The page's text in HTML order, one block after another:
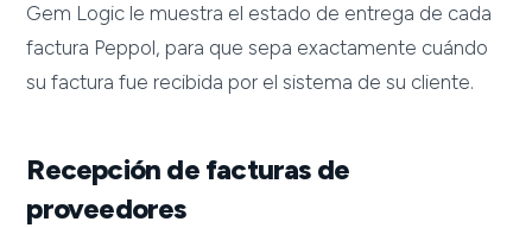
Gem Logic le muestra el estado de entrega de cada
factura Peppol, para que sepa exactamente cuándo
su factura fue recibida por el sistema de su cliente.
Recepción de facturas de
proveedores